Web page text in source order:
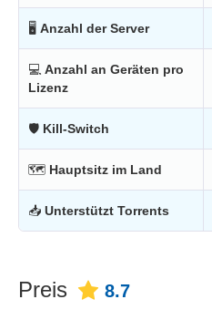
🖥 Anzahl der Server
💻 Anzahl an Geräten pro
Lizenz
🛡 Kill-Switch
🗺 Hauptsitz im Land
📥 Unterstützt Torrents
Preis 8.7